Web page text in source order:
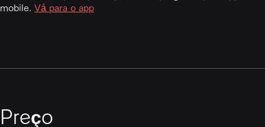
mobile.
Vá para o app
Preço